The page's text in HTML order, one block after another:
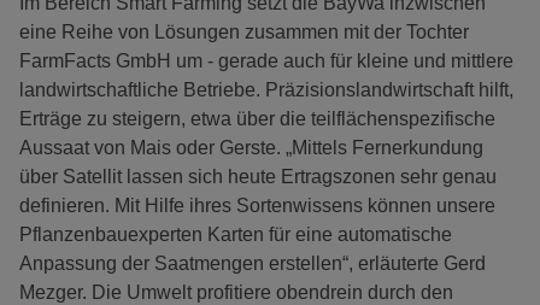
eine Reihe von Lösungen zusammen mit der Tochter
FarmFacts GmbH um - gerade auch für kleine und mittlere
landwirtschaftliche Betriebe. Präzisionslandwirtschaft hilft,
Erträge zu steigern, etwa über die teilflächenspezifische
Aussaat von Mais oder Gerste. „Mittels Fernerkundung
über Satellit lassen sich heute Ertragszonen sehr genau
definieren. Mit Hilfe ihres Sortenwissens können unsere
Pflanzenbauexperten Karten für eine automatische
Anpassung der Saatmengen erstellen“, erläuterte Gerd
Mezger. Die Umwelt profitiere obendrein durch den